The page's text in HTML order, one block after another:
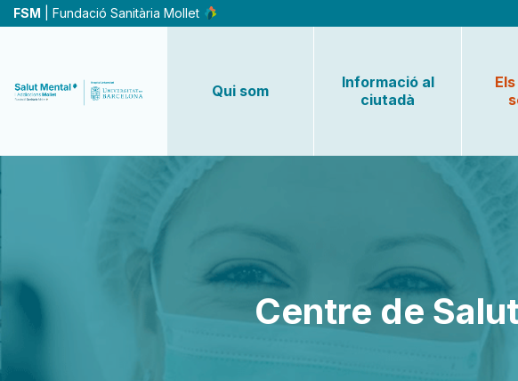
Vés
al
FSM | Fundació Sanitària Mollet
Qui som
Informació al
ciutadà
Centre de